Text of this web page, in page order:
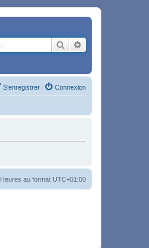
Rechercher
Connexion
S’enregistrer
Heures au format UTC+01:00